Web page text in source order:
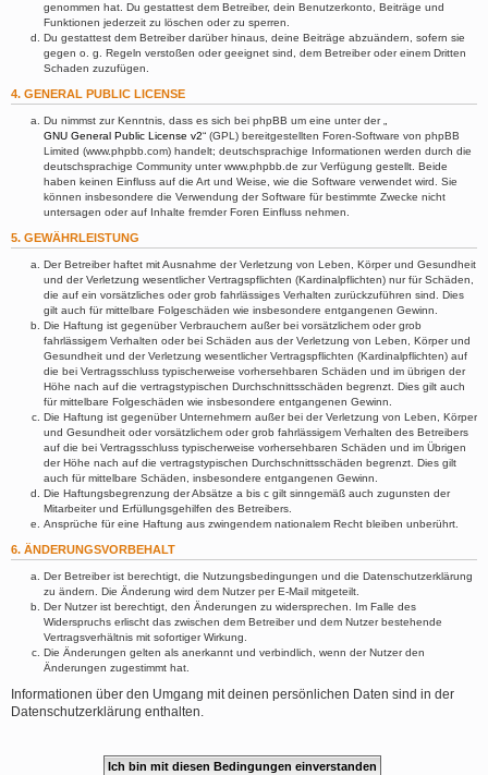
genommen hat. Du gestattest dem Betreiber, dein Benutzerkonto, Beiträge und
Funktionen jederzeit zu löschen oder zu sperren.
Du gestattest dem Betreiber darüber hinaus, deine Beiträge abzuändern, sofern sie
gegen o. g. Regeln verstoßen oder geeignet sind, dem Betreiber oder einem Dritten
Schaden zuzufügen.
4. GENERAL PUBLIC LICENSE
Du nimmst zur Kenntnis, dass es sich bei phpBB um eine unter der „
GNU General Public License v2“ (GPL) bereitgestellten Foren-Software von phpBB
Limited (www.phpbb.com) handelt; deutschsprachige Informationen werden durch die
deutschsprachige Community unter www.phpbb.de zur Verfügung gestellt. Beide
haben keinen Einfluss auf die Art und Weise, wie die Software verwendet wird. Sie
können insbesondere die Verwendung der Software für bestimmte Zwecke nicht
untersagen oder auf Inhalte fremder Foren Einfluss nehmen.
5. GEWÄHRLEISTUNG
Der Betreiber haftet mit Ausnahme der Verletzung von Leben, Körper und Gesundheit
und der Verletzung wesentlicher Vertragspflichten (Kardinalpflichten) nur für Schäden,
die auf ein vorsätzliches oder grob fahrlässiges Verhalten zurückzuführen sind. Dies
gilt auch für mittelbare Folgeschäden wie insbesondere entgangenen Gewinn.
Die Haftung ist gegenüber Verbrauchern außer bei vorsätzlichem oder grob
fahrlässigem Verhalten oder bei Schäden aus der Verletzung von Leben, Körper und
Gesundheit und der Verletzung wesentlicher Vertragspflichten (Kardinalpflichten) auf
die bei Vertragsschluss typischerweise vorhersehbaren Schäden und im übrigen der
Höhe nach auf die vertragstypischen Durchschnittsschäden begrenzt. Dies gilt auch
für mittelbare Folgeschäden wie insbesondere entgangenen Gewinn.
Die Haftung ist gegenüber Unternehmern außer bei der Verletzung von Leben, Körper
und Gesundheit oder vorsätzlichem oder grob fahrlässigem Verhalten des Betreibers
auf die bei Vertragsschluss typischerweise vorhersehbaren Schäden und im Übrigen
der Höhe nach auf die vertragstypischen Durchschnittsschäden begrenzt. Dies gilt
auch für mittelbare Schäden, insbesondere entgangenen Gewinn.
Die Haftungsbegrenzung der Absätze a bis c gilt sinngemäß auch zugunsten der
Mitarbeiter und Erfüllungsgehilfen des Betreibers.
Ansprüche für eine Haftung aus zwingendem nationalem Recht bleiben unberührt.
6. ÄNDERUNGSVORBEHALT
Der Betreiber ist berechtigt, die Nutzungsbedingungen und die Datenschutzerklärung
zu ändern. Die Änderung wird dem Nutzer per E-Mail mitgeteilt.
Der Nutzer ist berechtigt, den Änderungen zu widersprechen. Im Falle des
Widerspruchs erlischt das zwischen dem Betreiber und dem Nutzer bestehende
Vertragsverhältnis mit sofortiger Wirkung.
Die Änderungen gelten als anerkannt und verbindlich, wenn der Nutzer den
Änderungen zugestimmt hat.
Informationen über den Umgang mit deinen persönlichen Daten sind in der
Datenschutzerklärung enthalten.